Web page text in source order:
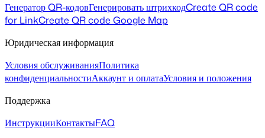
Генератор QR-кодовГенерировать штрихкодCreate QR code
for LinkCreate QR code Google Map
Юридическая информация
Условия обслуживанияПолитика
конфиденциальностиАккаунт и оплатаУсловия и положения
Поддержка
ИнструкцииКонтактыFAQ